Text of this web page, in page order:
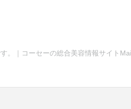
。｜コーセーの総合美容情報サイト